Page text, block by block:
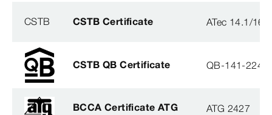
CSTB CSTB Certificate ATec 14.1/16-
CSTB QB Certificate QB-141-
BCCA Certificate ATG ATG 2427